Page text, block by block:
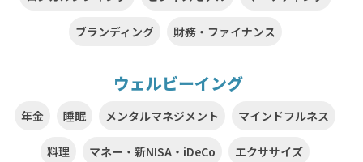
ブランディング 財務・ファイナンス
ウェルビーイング
年金 睡眠 メンタルマネジメント マインドフルネス
料理 マネー・新NISA・iDeCo エクササイズ